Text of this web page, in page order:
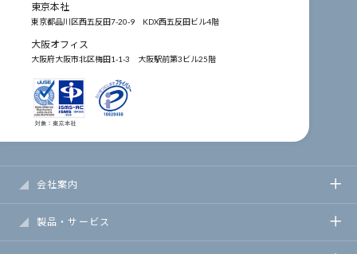
東京本社
東京都品川区西五反田7-20-9 KDX西五反田ビル4階
大阪オフィス
大阪府大阪市北区梅田1-1-3 大阪駅前第3ビル25階
会社案内
製品・サービス